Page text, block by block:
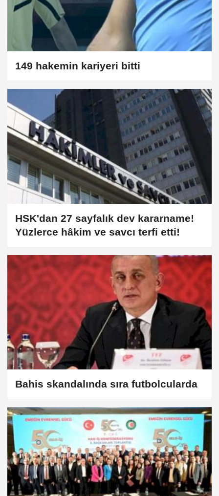
149 hakemin kariyeri bitti
HSK'dan 27 sayfalık dev kararname!
Yüzlerce hâkim ve savcı terfi etti!
Bahis skandalında sıra futbolcularda